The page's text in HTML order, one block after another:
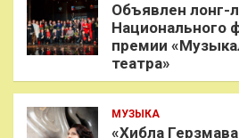
Объявлен лонг-
Национального
премии
театра»
МУЗЫКА
«Хибла